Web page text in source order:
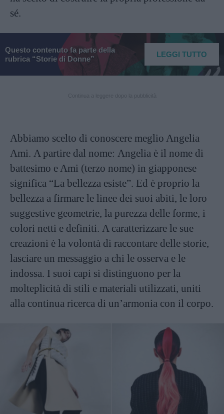
sé.
Questo contenuto fa parte della
rubrica “Storie di Donne”
LEGGI TUTTO
Abbiamo scelto di conoscere meglio Angelia
Ami. A partire dal nome: Angelia è il nome di
battesimo e Ami (terzo nome) in giapponese
significa “La bellezza esiste”. Ed è proprio la
bellezza a firmare le linee dei suoi abiti, le loro
suggestive geometrie, la purezza delle forme, i
colori netti e definiti. A caratterizzare le sue
creazioni è la volontà di raccontare delle storie,
lasciare un messaggio a chi le osserva e le
indossa. I suoi capi si distinguono per la
molteplicità di stili e materiali utilizzati, uniti
alla continua ricerca di un’armonia con il corpo.